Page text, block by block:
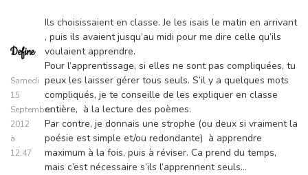
Define
Samedi
15
Septembre
2012
à
12:47
Ils choisissaient en classe. Je les isais le matin en arrivant
, puis ils avaient jusqu’au midi pour me dire celle qu’ils
voulaient apprendre.
Pour l’apprentissage, si elles ne sont pas compliquées, tu
peux les laisser gérer tous seuls. S’il y a quelques mots
compliqués, je te conseille de les expliquer en classe
entière, à la lecture des poèmes.
Par contre, je donnais une strophe (ou deux si vraiment la
poésie est simple et/ou redondante) à apprendre
maximum à la fois, puis à réviser. Ca prend du temps,
mais c’est nécessaire s’ils l’apprennent seuls…